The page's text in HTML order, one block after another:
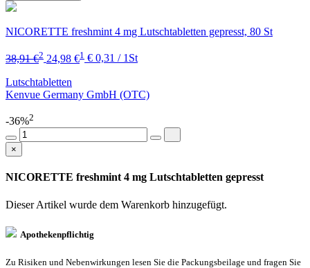
NICORETTE freshmint 4 mg Lutschtabletten gepresst, 80 St
38,91 €2 24,98 €1 € 0,31 / 1St
Lutschtabletten
Kenvue Germany GmbH (OTC)
-36%2
×
NICORETTE freshmint 4 mg Lutschtabletten gepresst
Dieser Artikel wurde dem Warenkorb hinzugefügt.
Apothekenpflichtig
Zu Risiken und Nebenwirkungen lesen Sie die Packungsbeilage und fragen Sie